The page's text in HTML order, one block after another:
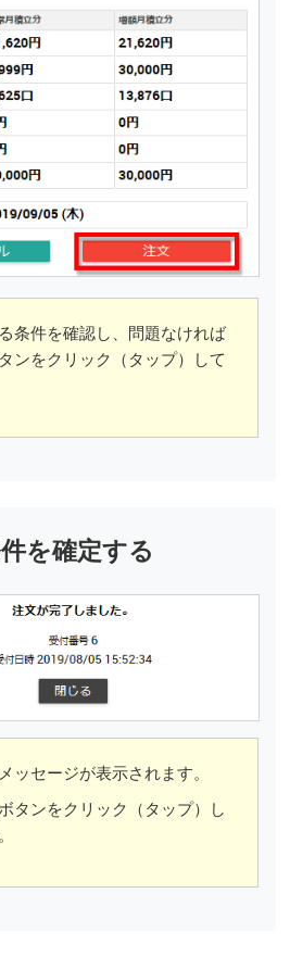
条件を確認し、問題なければ
ンをクリック（タップ）して
を確定する
ッセージが表示されます。
タンをクリック（タップ）し